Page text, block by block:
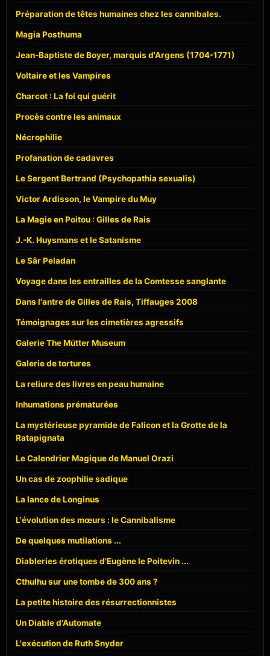
Préparation de têtes humaines chez les cannibales.
Magia Posthuma
Jean-Baptiste de Boyer, marquis d'Argens (1704-1771)
Voltaire et les Vampires
Charcot : La foi qui guérit
Procès contre les animaux
Nécrophilie
Profanation de cadavres
Le Sergent Bertrand (Psychopathia sexualis)
Victor Ardisson, le Vampire du Muy
La Magie en Poitou : Gilles de Rais
J.-K. Huysmans et le Satanisme
Le Sâr Peladan
Voyage dans les entrailles de la Comtesse sanglante
Dans l'antre de Gilles de Rais, Tiffauges 2008
Témoignages sur les cimetières agressifs
Galerie The Mütter Museum
Galerie de tortures
La reliure des livres en peau humaine
Inhumations prématurées
La mystérieuse pyramide de Falicon et la Grotte de la
Ratapignata
Le Calendrier Magique de Manuel Orazi
Un cas de zoophilie sadique
La lance de Longinus
L'évolution des mœurs : le Cannibalisme
De quelques mutilations ...
Diableries érotiques d'Eugène le Poitevin ...
Cthulhu sur une tombe de 300 ans ?
La petite histoire des résurrectionnistes
Un Diable d'Automate
L'exécution de Ruth Snyder